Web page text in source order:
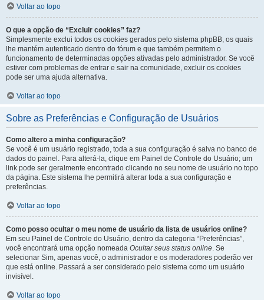
Voltar ao topo
O que a opção de “Excluir cookies” faz?
Simplesmente exclui todos os cookies gerados pelo sistema phpBB, os quais
lhe mantém autenticado dentro do fórum e que também permitem o
funcionamento de determinadas opções ativadas pelo administrador. Se você
estiver com problemas de entrar e sair na comunidade, excluir os cookies
pode ser uma ajuda alternativa.
Voltar ao topo
Sobre as Preferências e Configuração de Usuários
Como altero a minha configuração?
Se você é um usuário registrado, toda a sua configuração é salva no banco de
dados do painel. Para alterá-la, clique em Painel de Controle do Usuário; um
link pode ser geralmente encontrado clicando no seu nome de usuário no topo
da página. Este sistema lhe permitirá alterar toda a sua configuração e
preferências.
Voltar ao topo
Como posso ocultar o meu nome de usuário da lista de usuários online?
Em seu Painel de Controle do Usuário, dentro da categoria “Preferências”,
você encontrará uma opção nomeada Ocultar seus status online. Se
selecionar Sim, apenas você, o administrador e os moderadores poderão ver
que está online. Passará a ser considerado pelo sistema como um usuário
invisível.
Voltar ao topo